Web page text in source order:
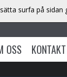
OSS KONTAKT
surfa på sidan